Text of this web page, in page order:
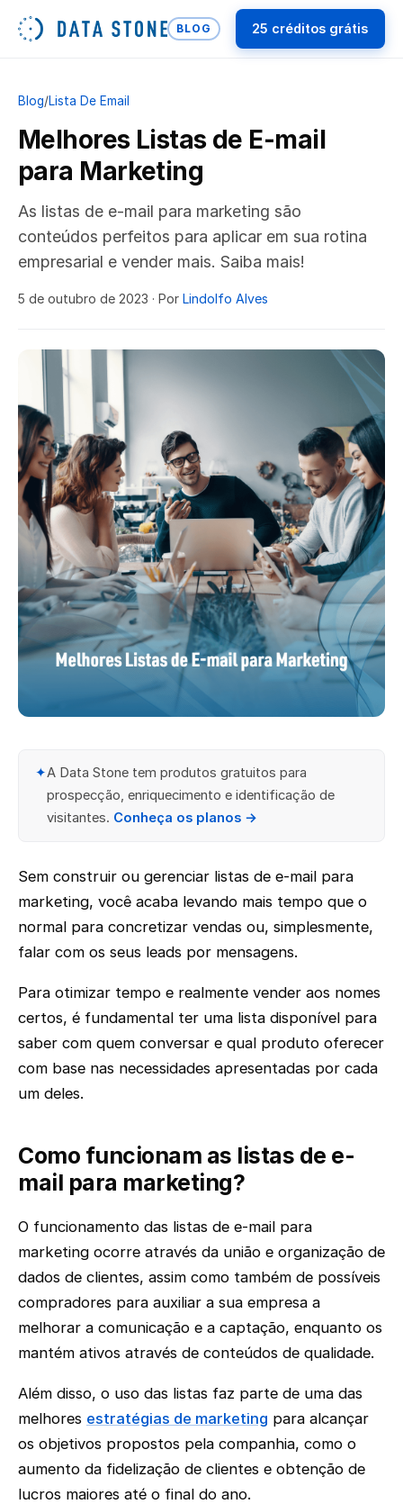
BLOG 25 créditos grátis
Blog/Lista De Email
Melhores Listas de E-mail
para Marketing
As listas de e-mail para marketing são
conteúdos perfeitos para aplicar em sua rotina
empresarial e vender mais. Saiba mais!
5 de outubro de 2023 · Por Lindolfo Alves
✦A Data Stone tem produtos gratuitos para
prospecção, enriquecimento e identificação de
visitantes. Conheça os planos →
Sem construir ou gerenciar listas de e-mail para
marketing, você acaba levando mais tempo que o
normal para concretizar vendas ou, simplesmente,
falar com os seus leads por mensagens.
Para otimizar tempo e realmente vender aos nomes
certos, é fundamental ter uma lista disponível para
saber com quem conversar e qual produto oferecer
com base nas necessidades apresentadas por cada
um deles.
Como funcionam as listas de e-
mail para marketing?
O funcionamento das listas de e-mail para
marketing ocorre através da união e organização de
dados de clientes, assim como também de possíveis
compradores para auxiliar a sua empresa a
melhorar a comunicação e a captação, enquanto os
mantém ativos através de conteúdos de qualidade.
Além disso, o uso das listas faz parte de uma das
melhores estratégias de marketing para alcançar
os objetivos propostos pela companhia, como o
aumento da fidelização de clientes e obtenção de
lucros maiores até o final do ano.